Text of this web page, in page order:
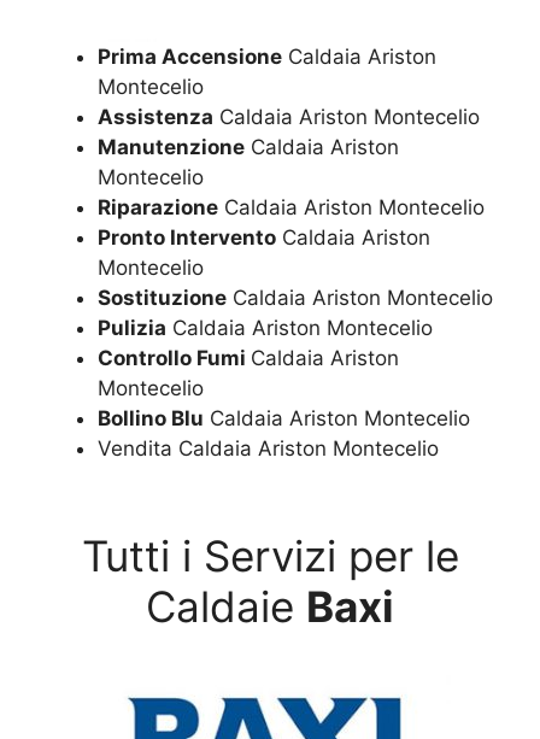
Prima Accensione Caldaia Ariston
Montecelio
Assistenza Caldaia Ariston Montecelio
Manutenzione Caldaia Ariston
Montecelio
Riparazione Caldaia Ariston Montecelio
Pronto Intervento Caldaia Ariston
Montecelio
Sostituzione Caldaia Ariston Montecelio
Pulizia Caldaia Ariston Montecelio
Controllo Fumi Caldaia Ariston
Montecelio
Bollino Blu Caldaia Ariston Montecelio
Vendita Caldaia Ariston Montecelio
Tutti i Servizi per le
Caldaie Baxi